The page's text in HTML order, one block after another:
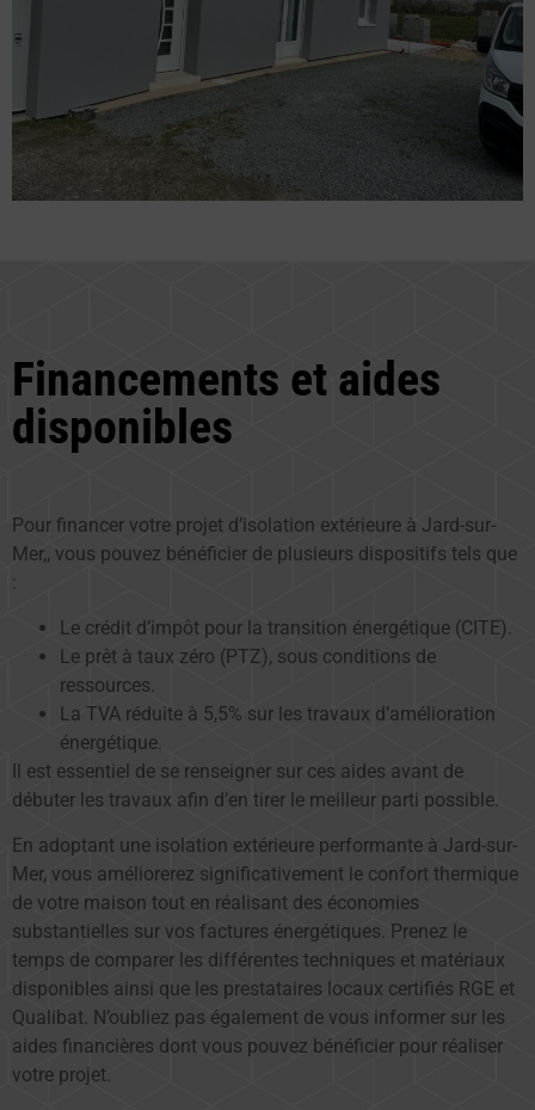
Financements et aides
disponibles
Pour financer votre projet d’isolation extérieure à Jard-sur-
Mer,, vous pouvez bénéficier de plusieurs dispositifs tels que
:
Le crédit d’impôt pour la transition énergétique (CITE).
Le prêt à taux zéro (PTZ), sous conditions de
ressources.
La TVA réduite à 5,5% sur les travaux d’amélioration
énergétique.
Il est essentiel de se renseigner sur ces aides avant de
débuter les travaux afin d’en tirer le meilleur parti possible.
En adoptant une isolation extérieure performante à Jard-sur-
Mer, vous améliorerez significativement le confort thermique
de votre maison tout en réalisant des économies
substantielles sur vos factures énergétiques. Prenez le
temps de comparer les différentes techniques et matériaux
disponibles ainsi que les prestataires locaux certifiés RGE et
Qualibat. N’oubliez pas également de vous informer sur les
aides financières dont vous pouvez bénéficier pour réaliser
votre projet.